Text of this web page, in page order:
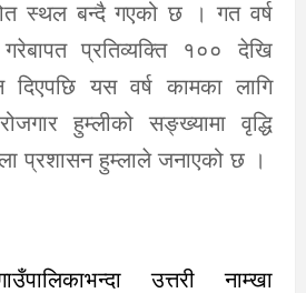
स्थल बन्दै गएको छ । गत वर्ष
प्रतिव्यक्ति १०० देखि
दिएपछि यस वर्ष कामका लागि
हुम्लीको सङ्ख्यामा वृद्धि
प्रशासन हुम्लाले जनाएको छ ।
उत्तरी नाम्खा